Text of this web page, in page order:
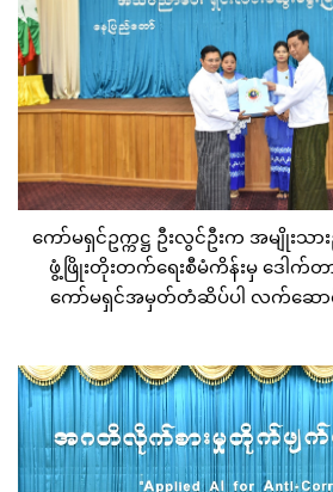
ကော်မရှင်ဥက္ကဋ္ဌ ဦးလွင်ဦးက အမျိုး
ဖွံ့ဖြိုးတိုးတက်ရေးစီမံကိန်းမှ ဒေါက်တ
ကော်မရှင်အမှတ်တံဆိပ်ပါ လက်ဆောင်ပ